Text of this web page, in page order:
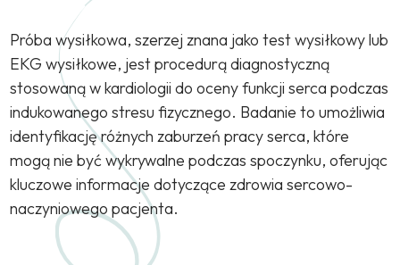
Próba wysiłkowa, szerzej znana jako test wysiłkowy lub
EKG wysiłkowe, jest procedurą diagnostyczną
stosowaną w kardiologii do oceny funkcji serca podczas
indukowanego stresu fizycznego. Badanie to umożliwia
identyfikację różnych zaburzeń pracy serca, które
mogą nie być wykrywalne podczas spoczynku, oferując
kluczowe informacje dotyczące zdrowia sercowo-
naczyniowego pacjenta.